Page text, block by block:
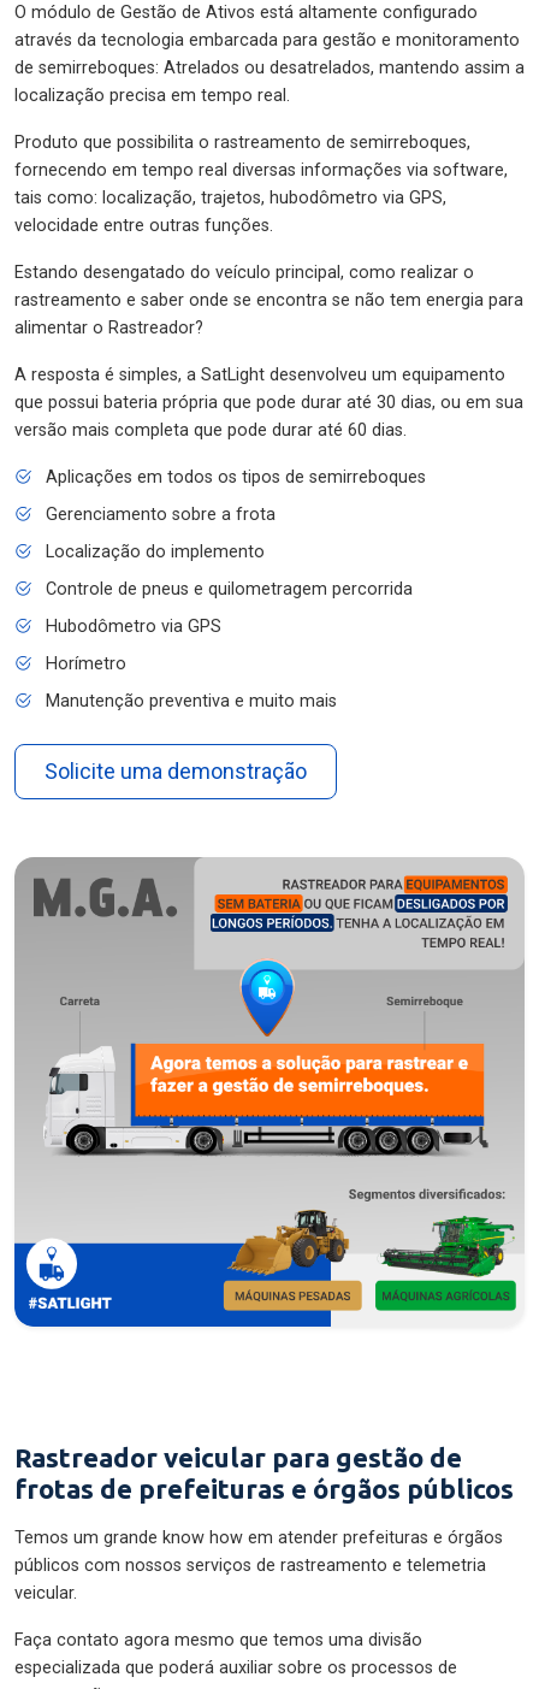
O módulo de Gestão de Ativos está altamente configurado
através da tecnologia embarcada para gestão e monitoramento
de semirreboques: Atrelados ou desatrelados, mantendo assim a
localização precisa em tempo real.
Produto que possibilita o rastreamento de semirreboques,
fornecendo em tempo real diversas informações via software,
tais como: localização, trajetos, hubodômetro via GPS,
velocidade entre outras funções.
Estando desengatado do veículo principal, como realizar o
rastreamento e saber onde se encontra se não tem energia para
alimentar o Rastreador?
A resposta é simples, a SatLight desenvolveu um equipamento
que possui bateria própria que pode durar até 30 dias, ou em sua
versão mais completa que pode durar até 60 dias.
Aplicações em todos os tipos de semirreboques
Gerenciamento sobre a frota
Localização do implemento
Controle de pneus e quilometragem percorrida
Hubodômetro via GPS
Horímetro
Manutenção preventiva e muito mais
Solicite uma demonstração
Rastreador veicular para gestão de
frotas de prefeituras e órgãos públicos
Temos um grande know how em atender prefeituras e órgãos
públicos com nossos serviços de rastreamento e telemetria
veicular.
Faça contato agora mesmo que temos uma divisão
especializada que poderá auxiliar sobre os processos de